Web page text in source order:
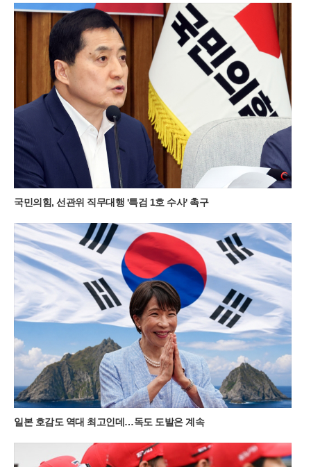
섭씨 20도 안팎의 서늘한 기온을 유지하며 피서객들에게 새로운
트레킹 성지로 급부상했다.민둥산 돌리네의 가장 큰 매력은 주변
능선이 물 표면에 그대로 비치는 투명한 반영에 있다. 초록빛 억
새 군락이 물웅덩이를 감싸 안은 모습은 마치 정교하게 연출된
컴퓨터 배경 화면을 연상케 한다. 과거 주민들이 산나물 채취를
위해 매년 불을 놓았던 습관 덕분에 정상부에 나무가 거의 없는
독특한 지형이 형성되었고, 이는 오히려 돌리네의 탁 트인 조망
을 확보하는 결과가 되었다. 북쪽 언덕에 홀로 서 있는 나무 한 그
루는 광활한 초원 위에서 보석처럼 빛나며 사진 작가들과 젊은
층의 출사 포인트로 사랑받고 있다.이곳의 날씨는 고지대 특유의
변화무쌍함을 간직하고 있어 방문객들에게 매번 다른 감동을 선
사한다. 맑은 날의 청량한 풍경도 일품이지만, 갑작스럽게 골바
람을 타고 밀려오는 운해는 돌리네를 순식간에 신비로운 안개 속
으로 밀어 넣는다. 구름에 휩싸인 물웅덩이는 마치 전설 속의 성
지처럼 경건한 분위기를 자아내며 제주도의 삼성혈을 떠올리게
한다. 여름철 이른 아침에 산을 오르면 억새 사이로 피어오르는
물안개와 함께 몽환적인 대자연의 생명력을 온몸으로 만끽할 수
있다.민둥산을 오르는 경로는 체력과 시간대에 따라 세 가지 선
택지가 존재한다. 가장 대중적인 제1코스는 증산초등학교에서
시작해 가파른 길과 완만한 길 중 선택할 수 있으며, 제2코스는
능전마을 주차장을 이용해 한 시간 정도 소요된다. 가장 빠르게
정상에 닿고 싶다면 제3코스인 발구덕쉼터를 이용하는 것이 효
율적이다. 다만 최단 코스인 만큼 평일 새벽 6시 30분 이전에는
도착해야 주차 공간을 확보할 수 있을 정도로 경쟁이 치열하다.
새벽 공기를 가르며 시작하는 짧은 트레킹은 가족 단위 여행객들
에게도 큰 부담이 없다.대중교통을 이용하는 여행객들을 위한 편
의 시설도 대폭 확충되었다. 서울 청량리역에서 기차를 타고 민
둥산역에 도착하면 주말마다 운행되는 셔틀버스를 이용해 주요
등산로 입구까지 편리하게 이동할 수 있다. 2026년 셔틀버스 운
행은 11월 초순까지 주말 한정으로 하루 4회 운영되며, 시기에 따
라 민둥산역과 능전마을 주차장을 기점으로 노선이 조정된다. 지
자체는 관광객 급증에 대비해 임시 운행 여부를 실시간으로 공지
국민의힘, 선관위 직무대행 '특검 1호 수사' 촉구
일본 호감도 역대 최고인데…독도 도발은 계속